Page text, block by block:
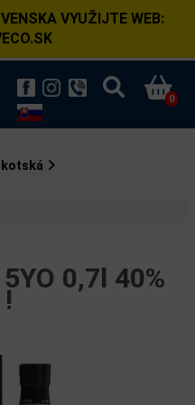
VYUŽIJTE WEB:
0
0,7l 40%